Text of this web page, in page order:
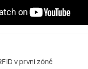
v první zóně